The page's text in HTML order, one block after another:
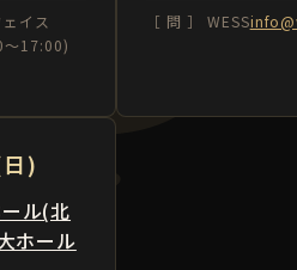
イス
17:00)
［ 問 ］ WESS
)
ル(北
ホール